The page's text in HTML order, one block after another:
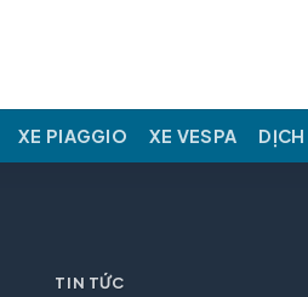
XE PIAGGIO XE VESPA DỊCH
TIN TỨC